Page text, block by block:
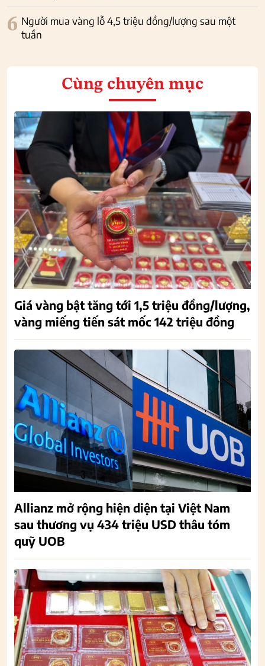
6 Người mua vàng lỗ 4,5 triệu đồng/lượng sau một
tuần
Cùng chuyên mục
Giá vàng bật tăng tới 1,5 triệu đồng/lượng,
vàng miếng tiến sát mốc 142 triệu đồng
Allianz mở rộng hiện diện tại Việt Nam
sau thương vụ 434 triệu USD thâu tóm
quỹ UOB